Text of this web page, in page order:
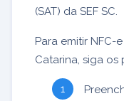
(SAT) da SEF SC.
Para emitir NFC-
Catarina, siga os